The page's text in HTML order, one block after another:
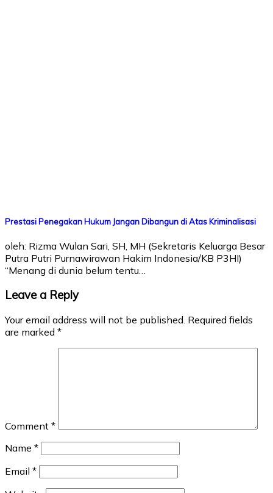
Prestasi Penegakan Hukum Jangan Dibangun di Atas Kriminalisasi
oleh: Rizma Wulan Sari, SH, MH (Sekretaris Keluarga Besar
Putra Putri Purnawirawan Hakim Indonesia/KB P3HI)
“Menang di dunia belum tentu…
Leave a Reply
Your email address will not be published. Required fields
are marked *
Comment *
Name *
Email *